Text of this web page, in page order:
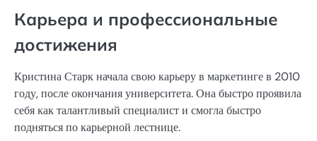
Карьера и профессиональные
достижения
Кристина Старк начала свою карьеру в маркетинге в 2010
году, после окончания университета. Она быстро проявила
себя как талантливый специалист и смогла быстро
подняться по карьерной лестнице.